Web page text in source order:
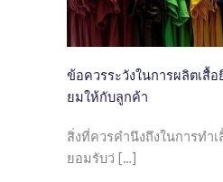
ข้อควรระวังในการผลิตเสื้อ
ยมให้กับลูกค้า
สิ่งที่ควรคำนึงถึงในการทำ
ยอมรับว่ […]